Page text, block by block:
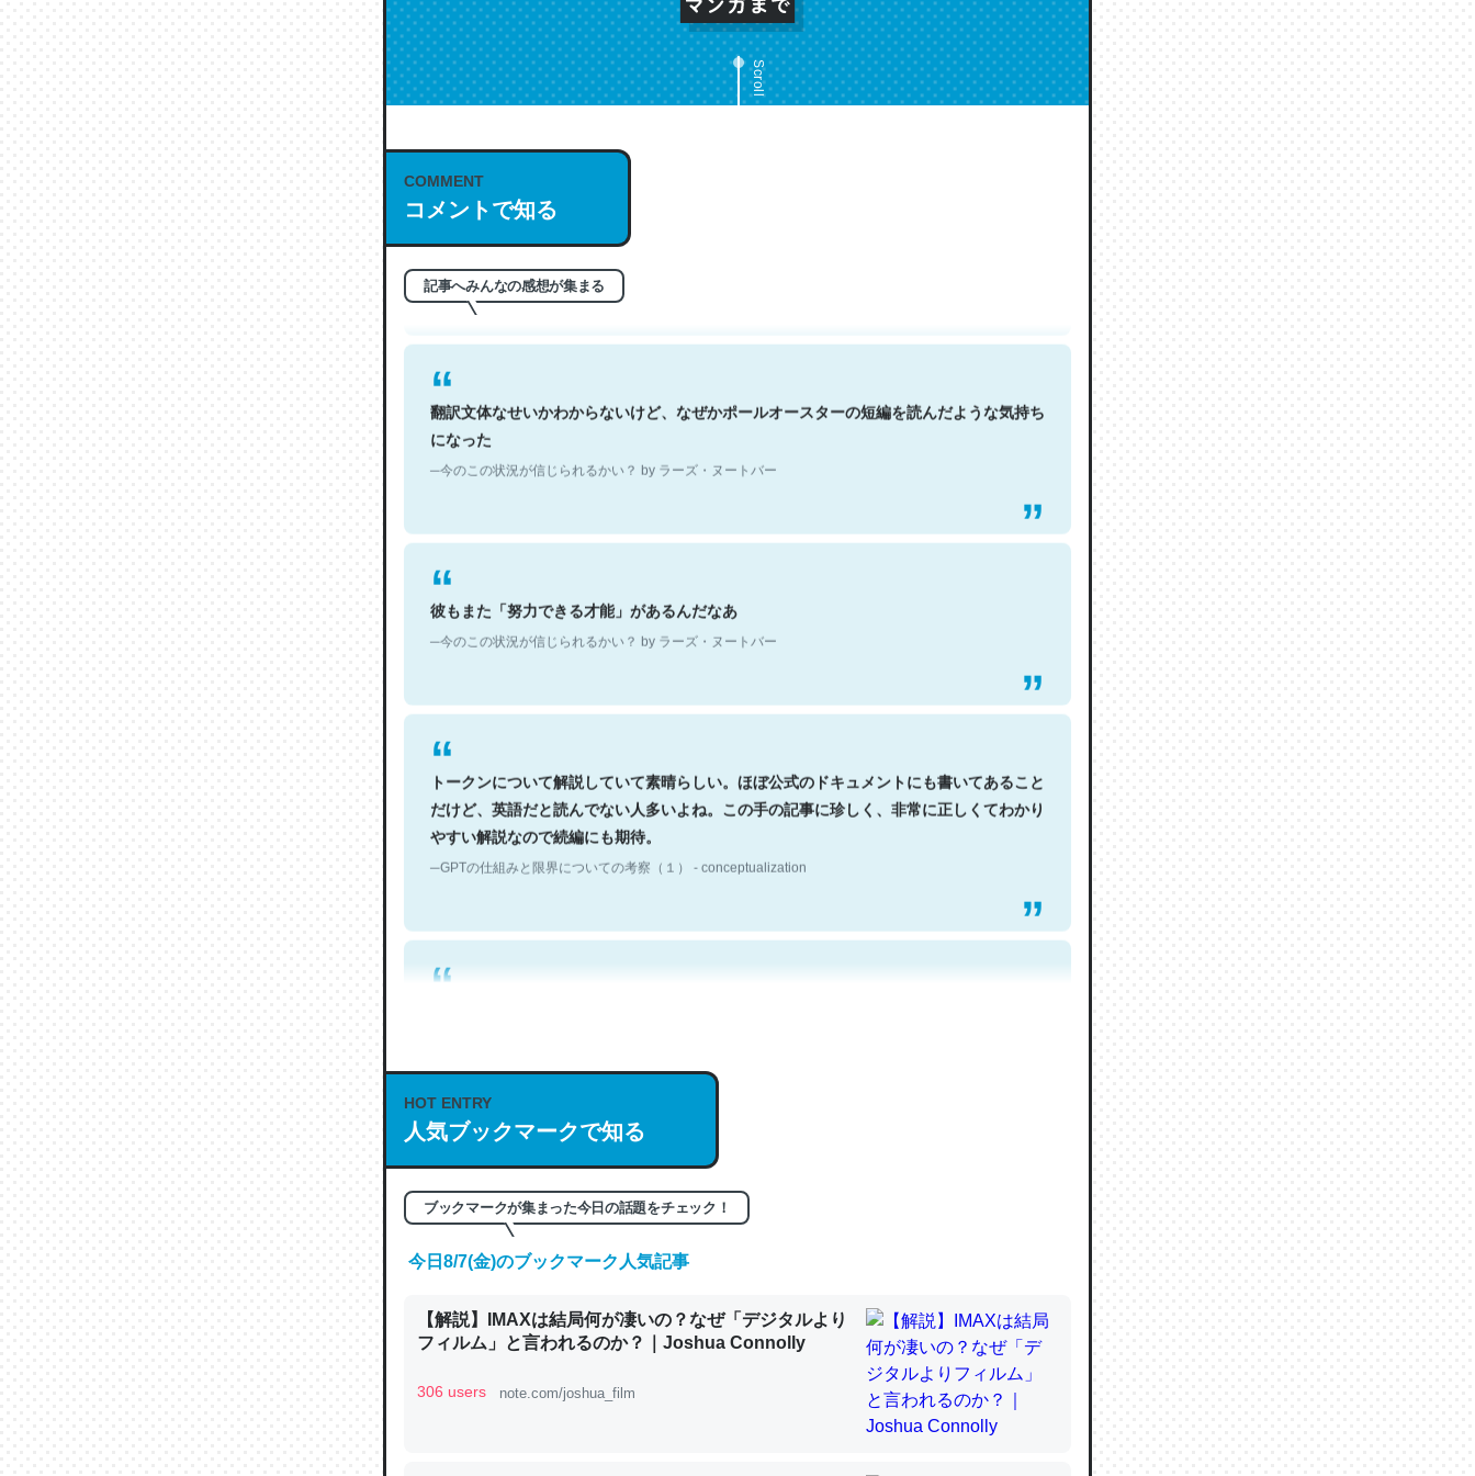
Scroll
COMMENT
コメントで知る
記事へみんなの感想が集まる
これは名文。彼はとてもクレバーなんだろうなと凄く思う。英語少しでも読める人は原文
もお勧め。自分はこの流れ好き。Let’s Fucking Go. Then Covid hit. Shit.
─今のこの状況が信じられるかい？ by ラーズ・ヌートバー
翻訳文体なせいかわからないけど、なぜかポールオースターの短編を読んだような気持ち
になった
─今のこの状況が信じられるかい？ by ラーズ・ヌートバー
彼もまた「努力できる才能」があるんだなあ
─今のこの状況が信じられるかい？ by ラーズ・ヌートバー
トークンについて解説していて素晴らしい。ほぼ公式のドキュメントにも書いてあること
だけど、英語だと読んでない人多いよね。この手の記事に珍しく、非常に正しくてわかり
やすい解説なので続編にも期待。
─GPTの仕組みと限界についての考察（１） - conceptualization
何気にChatGPTの仕組み、特に「トークン」について解説してる記事が少ないので貴重
の伏線」は回収されないけど、短期記憶というには多い分量。進化すればするほど分かり
やすく強くなりそう
─GPTの仕組みと限界についての考察（１） - conceptualization
昆虫ってカルシウム少ないのか。知らんかった。調べたらコオロギのカルシウム分はエビ
HOT ENTRY
人気ブックマークで知る
ブックマークが集まった今日の話題をチェック！
今日8/7(金)のブックマーク人気記事
【解説】IMAXは結局何が凄いの？なぜ「デジタルより
フィルム」と言われるのか？｜Joshua Connolly
306 users note.com/joshua_film